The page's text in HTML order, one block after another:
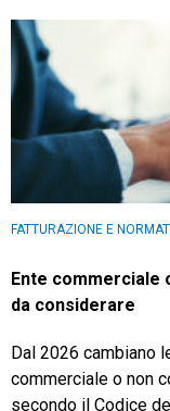
FATTURAZIONE E
Ente commerciale
da considerare
Dal 2026 cambiano
commerciale o non
secondo il Codice